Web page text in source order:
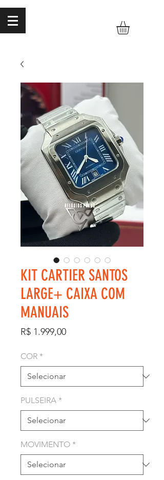
KIT CARTIER SANTOS
LARGE+ CAIXA COM
MANUAIS
R$ 1.999,00Preço
COR *
PULSEIRA *
MOVIMENTO *